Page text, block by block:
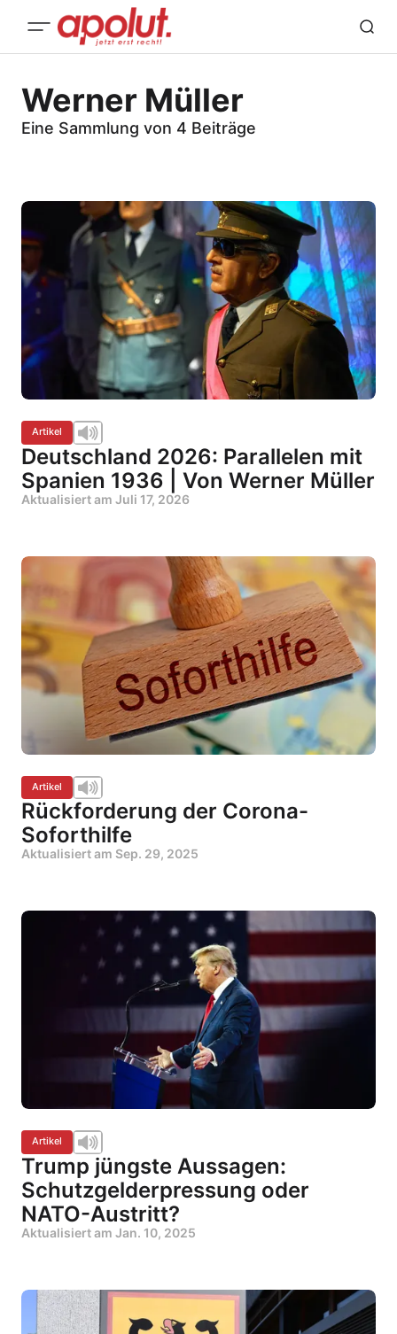
Werner Müller
Eine Sammlung von 4 Beiträge
Artikel
Deutschland 2026: Parallelen mit
Spanien 1936 | Von Werner Müller
Aktualisiert am Juli 17, 2026
Artikel
Rückforderung der Corona-
Soforthilfe
Aktualisiert am Sep. 29, 2025
Artikel
Trump jüngste Aussagen:
Schutzgelderpressung oder
NATO-Austritt?
Aktualisiert am Jan. 10, 2025